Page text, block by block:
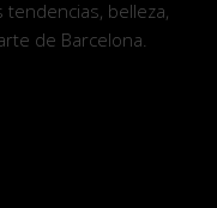
belleza,
de Barcelona.